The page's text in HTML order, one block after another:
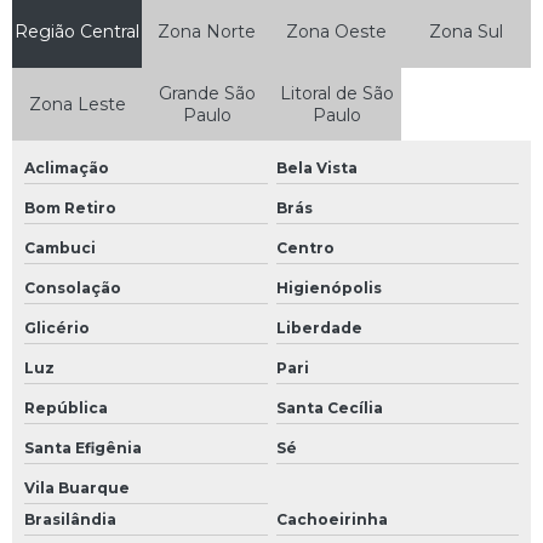
Manutenção de placas eletrônicas
Manutenção de sensor
Manutenção de servo motor
Manutenção e reparação de equipamentos eletrônicos e ópticos
Manutenção eletroeletrônica
Manutenção eletronica industrial
Manutenção em ihm
Manutenção módulos eletrônicos
Região Central Zona Norte Zona Oeste Zona Sul
Zona Leste
Grande São
Paulo
Litoral de São
Paulo
Aclimação Bela Vista
Bom Retiro Brás
Cambuci Centro
Consolação Higienópolis
Glicério Liberdade
Luz Pari
República Santa Cecília
Santa Efigênia Sé
Vila Buarque
Brasilândia
Cachoeirinha